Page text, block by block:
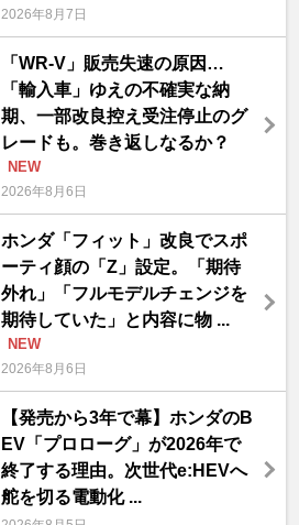
2026年8月7日
「WR-V」販売失速の原因…
「輸入車」ゆえの不確実な納
期、一部改良控え受注停止のグ
レードも。巻き返しなるか？
NEW
2026年8月6日
ホンダ「フィット」改良でスポ
ーティ顔の「Z」設定。「期待
外れ」「フルモデルチェンジを
期待していた」と内容に物 ...
NEW
2026年8月6日
【発売から3年で幕】ホンダのB
EV「プロローグ」が2026年で
終了する理由。次世代e:HEVへ
舵を切る電動化 ...